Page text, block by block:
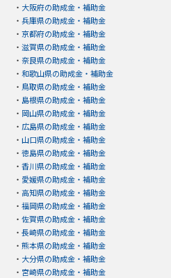
・ 大阪府の助成金・補助金
・ 兵庫県の助成金・補助金
・ 京都府の助成金・補助金
・ 滋賀県の助成金・補助金
・ 奈良県の助成金・補助金
・ 和歌山県の助成金・補助金
・ 鳥取県の助成金・補助金
・ 島根県の助成金・補助金
・ 岡山県の助成金・補助金
・ 広島県の助成金・補助金
・ 山口県の助成金・補助金
・ 徳島県の助成金・補助金
・ 香川県の助成金・補助金
・ 愛媛県の助成金・補助金
・ 高知県の助成金・補助金
・ 福岡県の助成金・補助金
・ 佐賀県の助成金・補助金
・ 長崎県の助成金・補助金
・ 熊本県の助成金・補助金
・ 大分県の助成金・補助金
・ 宮崎県の助成金・補助金